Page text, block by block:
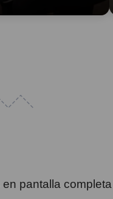
pantalla completa